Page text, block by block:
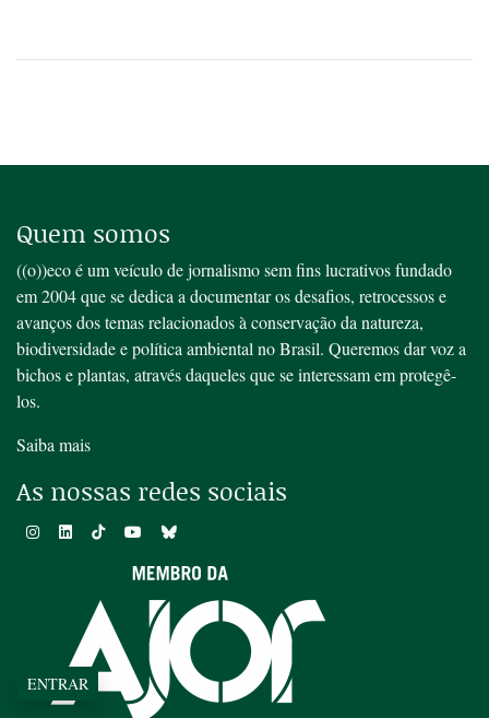
Quem somos
((o))eco é um veículo de jornalismo sem fins lucrativos fundado
em 2004 que se dedica a documentar os desafios, retrocessos e
avanços dos temas relacionados à conservação da natureza,
biodiversidade e política ambiental no Brasil. Queremos dar voz a
bichos e plantas, através daqueles que se interessam em protegê-
los.
Saiba mais
As nossas redes sociais
ENTRAR